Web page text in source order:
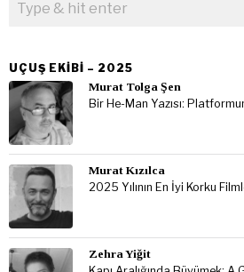
UÇUŞ EKIBI – 2025
Murat Tolga Şen
Bir He-Man Yazısı:
Murat Kızılca
2025 Yılının En İyi Korku
Zehra Yiğit